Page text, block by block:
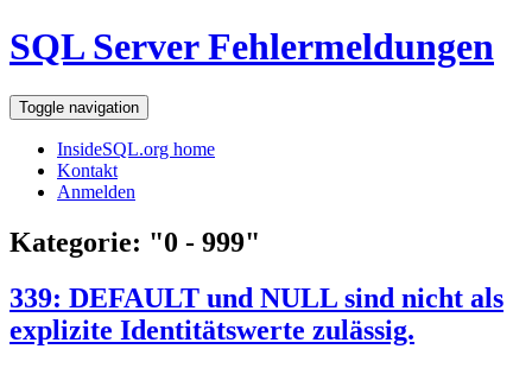
SQL Server Fehlermeldungen
Toggle navigation
InsideSQL.org home
Kontakt
Anmelden
Kategorie: "0 - 999"
339: DEFAULT und NULL sind nicht als
explizite Identitätswerte zulässig.